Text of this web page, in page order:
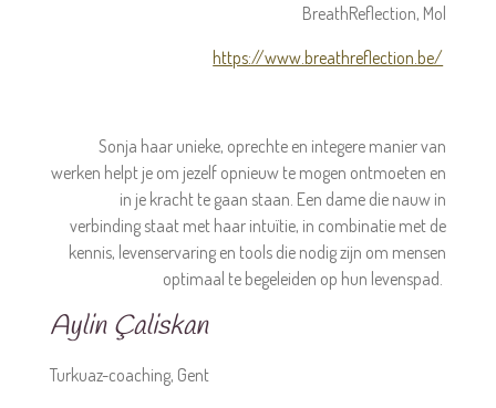
BreathReflection, Mol
https://www.breathreflection.be/
Sonja haar unieke, oprechte en integere manier van
werken helpt je om jezelf opnieuw te mogen ontmoeten en
in je kracht te gaan staan. Een dame die nauw in
verbinding staat met haar intuïtie, in combinatie met de
kennis, levenservaring en tools die nodig zijn om mensen
optimaal te begeleiden op hun levenspad.
Aylin Çaliskan
Turkuaz-coaching, Gent